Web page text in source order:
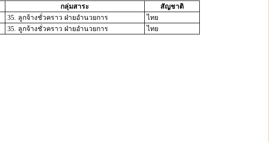
กลุ่มสาระ
สัญชาติ
35. ลูกจ้างชั่วคราว ฝ่ายอำนวยการ
ไทย
35. ลูกจ้างชั่วคราว ฝ่ายอำนวยการ ไทย